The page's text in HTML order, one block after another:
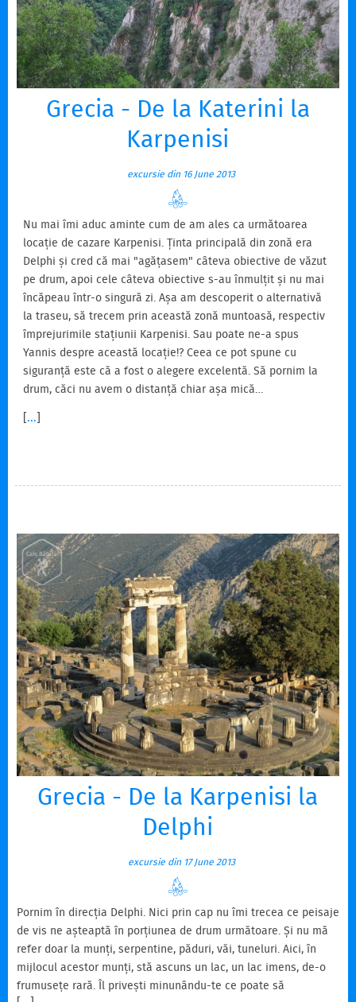
Grecia - De la Katerini la
Karpenisi
excursie din 16 June 2013
Nu mai îmi aduc aminte cum de am ales ca următoarea
locație de cazare Karpenisi. Ținta principală din zonă era
Delphi și cred că mai "agățasem" câteva obiective de văzut
pe drum, apoi cele câteva obiective s-au înmulțit și nu mai
încăpeau într-o singură zi. Așa am descoperit o alternativă
la traseu, să trecem prin această zonă muntoasă, respectiv
împrejurimile stațiunii Karpenisi. Sau poate ne-a spus
Yannis despre această locație!? Ceea ce pot spune cu
siguranță este că a fost o alegere excelentă. Să pornim la
drum, căci nu avem o distanță chiar așa mică…
[...]
Grecia - De la Karpenisi la
Delphi
excursie din 17 June 2013
Pornim în direcția Delphi. Nici prin cap nu îmi trecea ce peisaje
de vis ne așteaptă în porțiunea de drum următoare. Și nu mă
refer doar la munți, serpentine, păduri, văi, tuneluri. Aici, în
mijlocul acestor munți, stă ascuns un lac, un lac imens, de-o
frumusețe rară. Îl privești minunându-te ce poate să